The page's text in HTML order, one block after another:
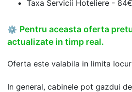
Taxa Servicii Hoteliere -
⚙ Pentru aceasta oferta
actualizate in timp real.
Oferta este valabila in limita
In general, cabinele pot gazdui